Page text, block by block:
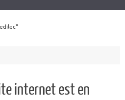
internet est en